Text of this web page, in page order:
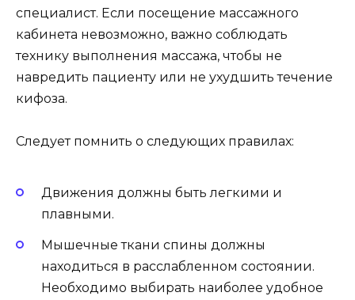
специалист. Если посещение массажного
кабинета невозможно, важно соблюдать
технику выполнения массажа, чтобы не
навредить пациенту или не ухудшить течение
кифоза.
Следует помнить о следующих правилах:
Движения должны быть легкими и
плавными.
Мышечные ткани спины должны
находиться в расслабленном состоянии.
Необходимо выбирать наиболее удобное